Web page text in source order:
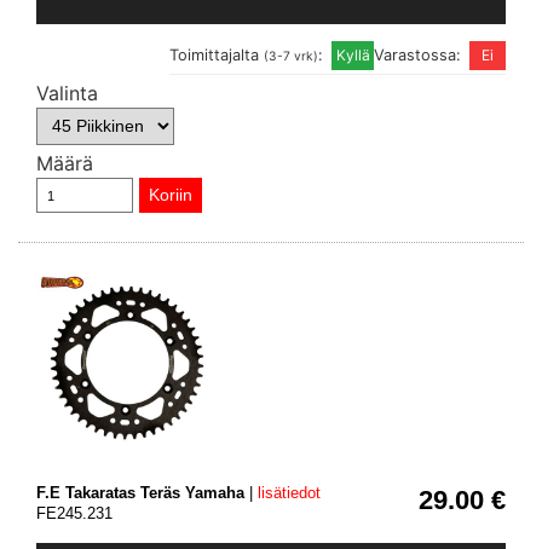
Varastossa:
Toimittajalta (3-7 vrk):
Valinta
Määrä
29.00 €
F.E Takaratas Teräs Yamaha|
lisätiedot
FE245.231